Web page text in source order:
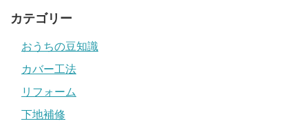
カテゴリー
おうちの豆知識
カバー工法
リフォーム
下地補修